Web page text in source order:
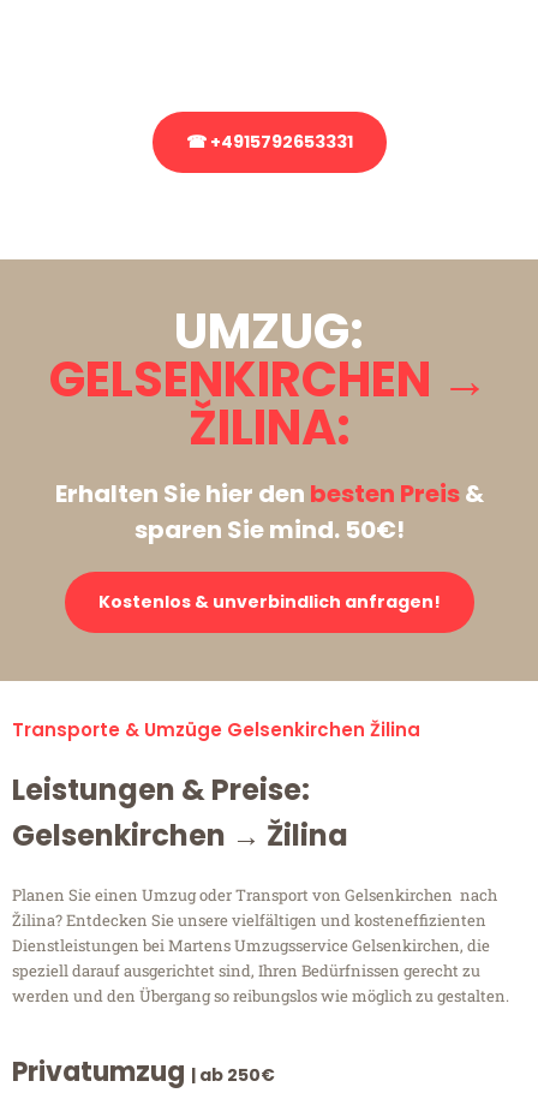
☎ +4915792653331
UMZUG:
GELSENKIRCHEN →
ŽILINA:
Erhalten Sie hier den besten Preis&
sparen Sie mind. 50€!
Kostenlos & unverbindlich anfragen!
Transporte & Umzüge Gelsenkirchen Žilina
Leistungen & Preise:
Gelsenkirchen → Žilina
Planen Sie einen Umzug oder Transport von Gelsenkirchen nach
Žilina? Entdecken Sie unsere vielfältigen und kosteneffizienten
Dienstleistungen bei Martens Umzugsservice Gelsenkirchen, die
speziell darauf ausgerichtet sind, Ihren Bedürfnissen gerecht zu
werden und den Übergang so reibungslos wie möglich zu gestalten.
Privatumzug | ab 250€